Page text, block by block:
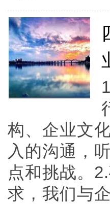
构、企业文
入的沟通，
点和挑战。
求，我们与